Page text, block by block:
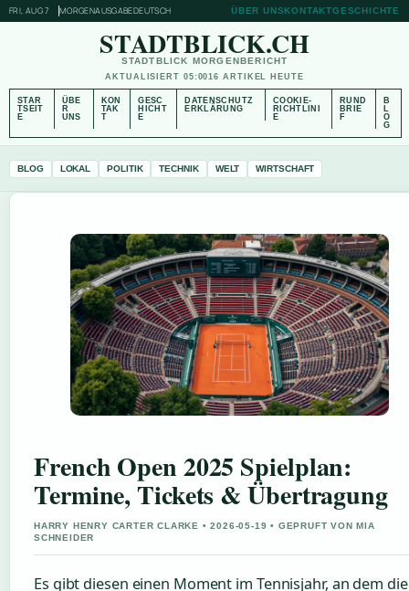
FRI, AUG 7 MORGENAUSGABEDEUTSCH ÜBER UNSKONTAKTGESCHICHTE
STADTBLICK.CH
STADTBLICK MORGENBERICHT
AKTUALISIERT 05:0016 ARTIKEL HEUTE
STAR
TSEIT
E
ÜBE
R
UNS
KON
TAK
T
GESC
HICHT
E
DATENSCHUTZ
ERKLÄRUNG
COOKIE-
RICHTLINI
E
RUND
BRIE
F
B
L
O
G
BLOG LOKAL POLITIK TECHNIK WELT WIRTSCHAFT
French Open 2025 Spielplan:
Termine, Tickets & Übertragung
HARRY HENRY CARTER CLARKE • 2026-05-19 • GEPRUFT VON MIA
SCHNEIDER
Es gibt diesen einen Moment im Tennisjahr, an dem die